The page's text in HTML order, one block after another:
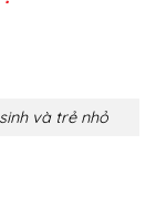
và trẻ nhỏ